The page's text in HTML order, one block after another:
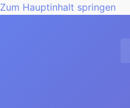
Zum Hauptinhalt springen